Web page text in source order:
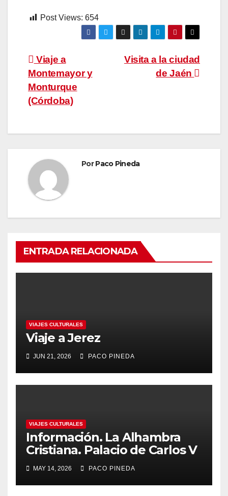
Post Views: 654
Navegación
de
entradas
Visita a la ciudad
de Jaén
Viaje a
Montemayor y
Monturque
(Córdoba)
PorPaco Pineda
ENTRADA RELACIONADA
VIAJES CULTURALES
Viaje a Jerez
JUN 21, 2026 PACO PINEDA
VIAJES CULTURALES
Información. La Alhambra
Cristiana. Palacio de Carlos V
MAY 14, 2026 PACO PINEDA